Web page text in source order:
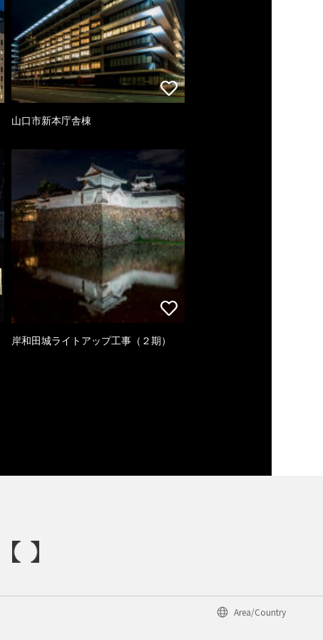
山口市新本庁舎棟
岸和田城ライトアップ工事（２期）
Area/Country